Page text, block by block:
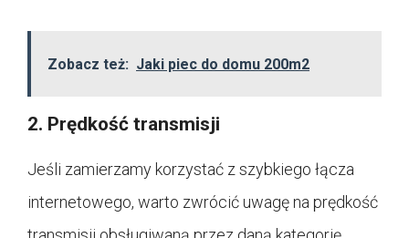
Zobacz też: Jaki piec do domu 200m2
2. Prędkość transmisji
Jeśli zamierzamy korzystać z szybkiego łącza
internetowego, warto zwrócić uwagę na prędkość